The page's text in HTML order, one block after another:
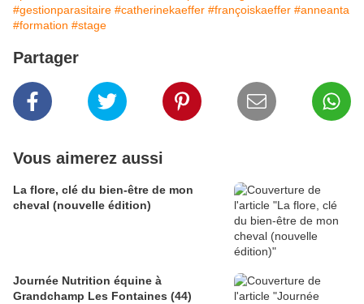
#gestionparasitaire #catherinekaeffer #françoiskaeffer #anneanta
#formation #stage
Partager
Vous aimerez aussi
La flore, clé du bien-être de mon
cheval (nouvelle édition)
Journée Nutrition équine à
Grandchamp Les Fontaines (44)